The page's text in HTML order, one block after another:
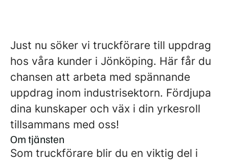
Just nu söker vi truckförare till uppdrag
hos våra kunder i Jönköping. Här får du
chansen att arbeta med spännande
uppdrag inom industrisektorn. Fördjupa
dina kunskaper och väx i din yrkesroll
tillsammans med oss!
Om tjänsten
Som truckförare blir du en viktig del i